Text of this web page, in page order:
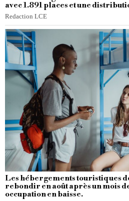
avec 1.891 places et une
Redaction LCE
Les hébergements touristiques
rebondir en août après un mois
occupation en baisse.